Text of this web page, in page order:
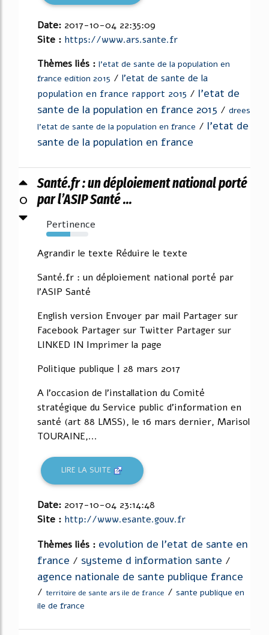
Date: 2017-10-04 22:35:09
Site : https://www.ars.sante.fr
Thèmes liés : l'etat de sante de la population en
france edition 2015 / l'etat de sante de la
population en france rapport 2015 / l'etat de
sante de la population en france 2015 / drees
l'etat de sante de la population en france / l'etat de
sante de la population en france
0
Santé.fr : un déploiement national porté
par l’ASIP Santé ...
Pertinence
57%
Agrandir le texte Réduire le texte
Santé.fr : un déploiement national porté par
l'ASIP Santé
English version Envoyer par mail Partager sur
Facebook Partager sur Twitter Partager sur
LINKED IN Imprimer la page
Politique publique | 28 mars 2017
A l'occasion de l'installation du Comité
stratégique du Service public d'information en
santé (art 88 LMSS), le 16 mars dernier, Marisol
TOURAINE,...
LIRE LA SUITE
Date: 2017-10-04 23:14:48
Site : http://www.esante.gouv.fr
Thèmes liés : evolution de l'etat de sante en
france / systeme d information sante /
agence nationale de sante publique france
/ territoire de sante ars ile de france / sante publique en
ile de france